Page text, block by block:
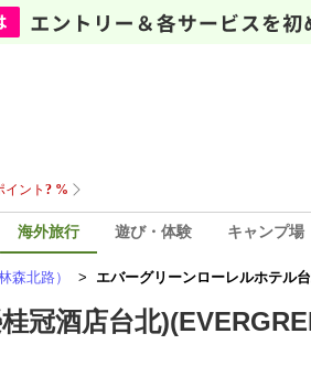
海外旅行 遊び・体験 キャンプ場
森北路） > エバーグリーンローレルホテル
冠酒店台北